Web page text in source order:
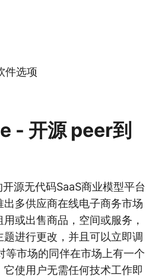
件选项
- 开源 peer到
源无代码SaaS商业模型平台
出多供应商在线电子商务市场
或出售商品，空间或服务，
进行更改，并且可以立即调
市场的同伴在市场上有一个
使用户无需任何技术工作即